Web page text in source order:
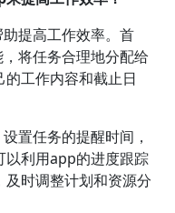
提高工作效率。首
将任务合理地分配给
工作内容和截止日
置任务的提醒时间，
以利用app的进度跟踪
时调整计划和资源分